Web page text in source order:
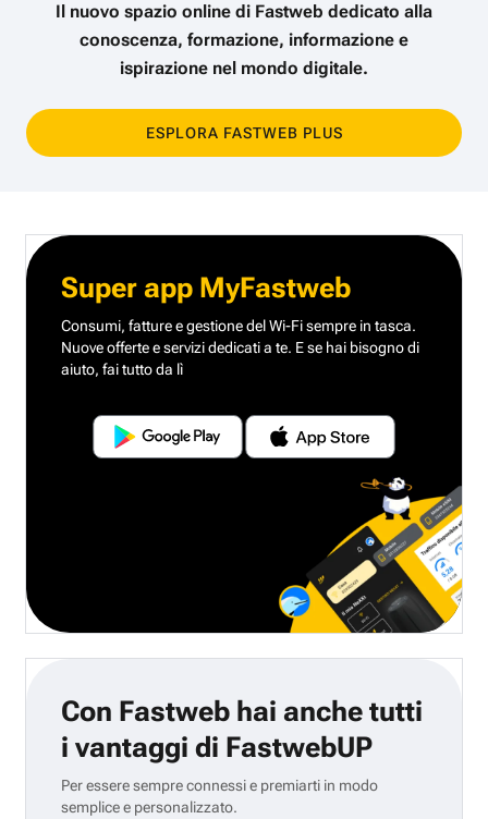
Il nuovo spazio online di Fastweb dedicato alla
conoscenza, formazione, informazione e
ispirazione nel mondo digitale.
ESPLORA FASTWEB PLUS
Super app MyFastweb
Consumi, fatture e gestione del Wi-Fi sempre in tasca.
Nuove offerte e servizi dedicati a te. E se hai bisogno di
aiuto, fai tutto da lì
Con Fastweb hai anche tutti
i vantaggi di FastwebUP
Per essere sempre connessi e premiarti in modo
semplice e personalizzato.